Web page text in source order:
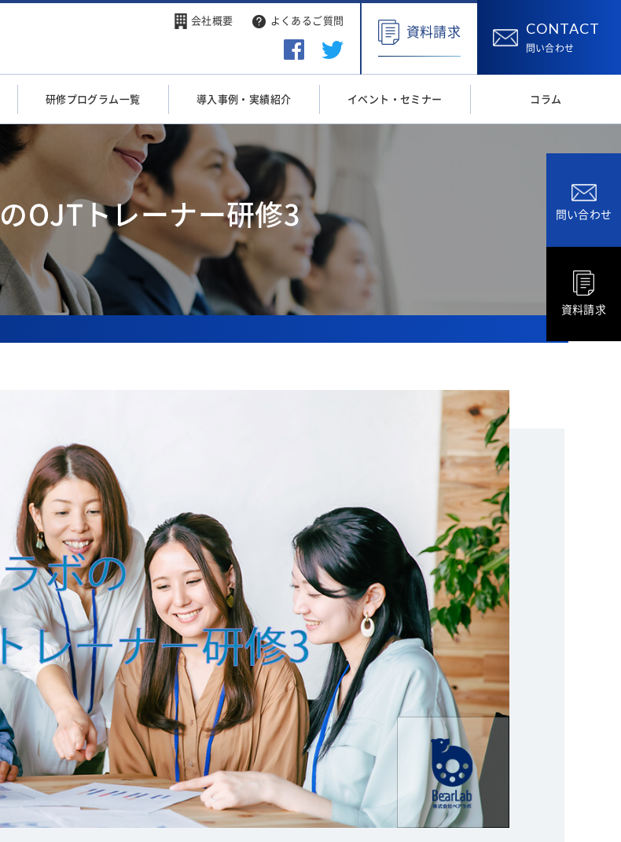
会社概要 よくあるご質問
資料請求 CONTACT
問い合わせ
研修プログラム一覧 導入事例・実績紹介 イベント・セミナー コラム
OJTトレーナー研修3 問い合わせ
資料請求